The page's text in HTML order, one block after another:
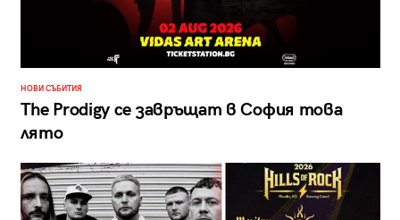
НОВИ СЪБИТИЯ
The Prodigy се завръщат в София това
лято